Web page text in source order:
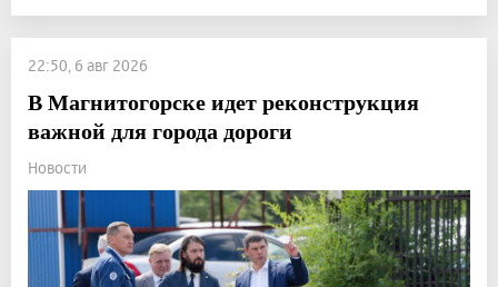
22:50, 6 авг 2026
В Магнитогорске идет реконструкция
важной для города дороги
Новости